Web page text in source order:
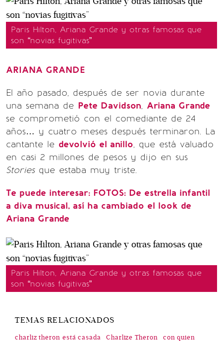
Paris Hilton, Ariana Grande y otras famosas que
son “novias fugitivas”
ARIANA GRANDE
El año pasado, después de ser novia durante
una semana de Pete Davidson, Ariana Grande
se comprometió con el comediante de 24
años… y cuatro meses después terminaron. La
cantante le devolvió el anillo, que está valuado
en casi 2 millones de pesos y dijo en sus
Stories que estaba muy triste.
Te puede interesar: FOTOS: De estrella infantil
a diva musical, así ha cambiado el look de
Ariana Grande
Paris Hilton, Ariana Grande y otras famosas que
son “novias fugitivas”
TEMAS RELACIONADOS
charliz theron está casada Charlize Theron
con quien